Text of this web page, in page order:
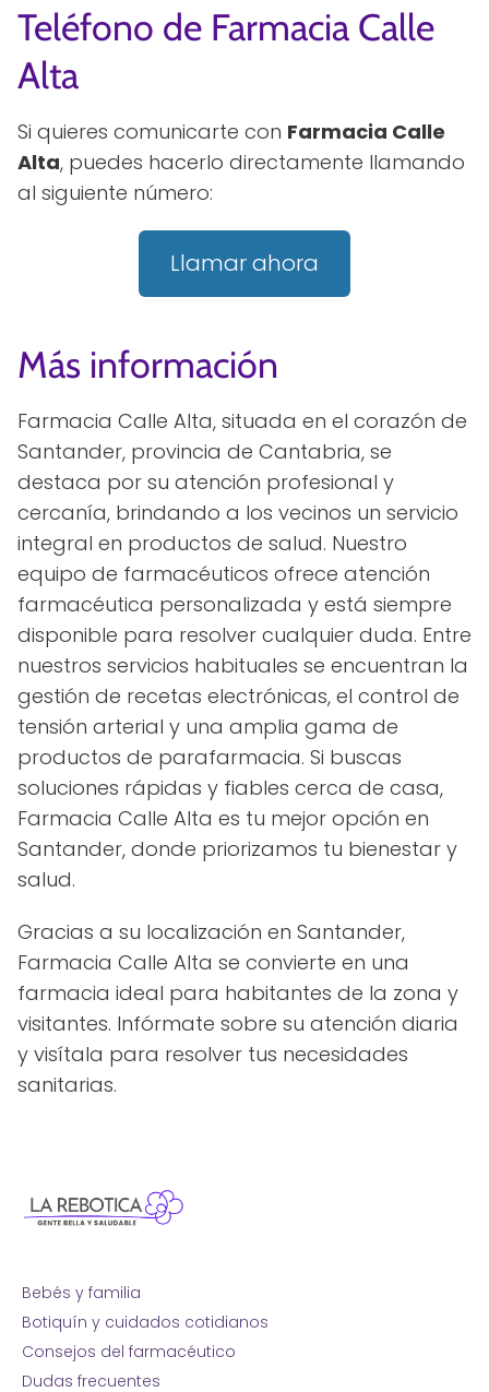
Teléfono de Farmacia Calle
Alta
Si quieres comunicarte con Farmacia Calle
Alta, puedes hacerlo directamente llamando
al siguiente número:
Llamar ahora
Más información
Farmacia Calle Alta, situada en el corazón de
Santander, provincia de Cantabria, se
destaca por su atención profesional y
cercanía, brindando a los vecinos un servicio
integral en productos de salud. Nuestro
equipo de farmacéuticos ofrece atención
farmacéutica personalizada y está siempre
disponible para resolver cualquier duda. Entre
nuestros servicios habituales se encuentran la
gestión de recetas electrónicas, el control de
tensión arterial y una amplia gama de
productos de parafarmacia. Si buscas
soluciones rápidas y fiables cerca de casa,
Farmacia Calle Alta es tu mejor opción en
Santander, donde priorizamos tu bienestar y
salud.
Gracias a su localización en Santander,
Farmacia Calle Alta se convierte en una
farmacia ideal para habitantes de la zona y
visitantes. Infórmate sobre su atención diaria
y visítala para resolver tus necesidades
sanitarias.
Bebés y familia
Botiquín y cuidados cotidianos
Consejos del farmacéutico
Dudas frecuentes